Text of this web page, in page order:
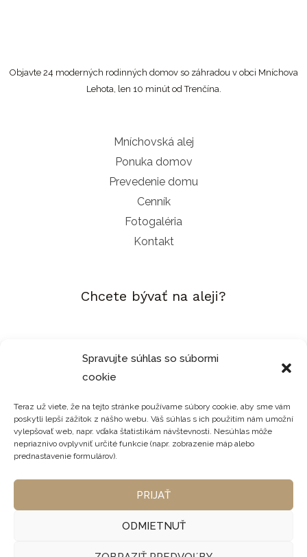
Spravujte súhlas so súbormi
cookie
Teraz už viete, že na tejto stránke používame súbory cookie, aby sme vám
poskytli lepší zážitok z nášho webu. Váš súhlas s ich použitím nám umožní
vylepšovať web, napr. vďaka štatistikám návštevnosti. Nesúhlas môže
nepriaznivo ovplyvniť určité funkcie (napr. zobrazenie máp alebo
prednastavenie formulárov).
PRIJAŤ
ODMIETNUŤ
Objavte 24 moderných rodinných domov so záhradou v obci Mníchova
Lehota, len 10 minút od Trenčína.
Mníchovská alej
Ponuka domov
Prevedenie domu
Cenník
Fotogaléria
Kontakt
Chcete bývať na aleji?
0949 408 089
0903 771 237
spracovanie cookies | Vytvorila❤ Webovica